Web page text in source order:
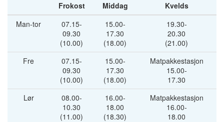
Frokost
Middag
Kvelds
Man-tor
07.15-
09.30
(10.00)
15.00-
17.30
(18.00)
19.30-
20.30
(21.00)
Fre
07.15-
09.30
(10.00)
15.00-
17.30
(18.00)
Matpakkestasjon
15.00-
17.30
Lør
08.00-
10.30
(11.00)
16.00-
18.00
(18.30)
Matpakkestasjon
16.00-
18.00